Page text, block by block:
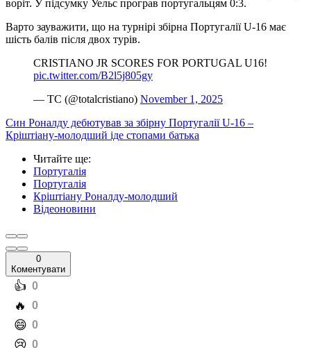
воріт. У підсумку Уельс програв португальцям 0:3.
Варто зауважити, що на турнірі збірна Португалії U-16 має
шість балів після двох турів.
CRISTIANO JR SCORES FOR PORTUGAL U16!
pic.twitter.com/B2l5j805gy
— TC (@totalcristiano) November 1, 2025
Син Роналду дебютував за збірну Португалії U-16 –
Кріштіану-молодший іде стопами батька
Читайте ще:
Португалія
Португалія
Кріштіану Роналду-молодший
Відеоновини
0
Коментувати
️👍 0
️🔥 0
️😄 0
️😢 0